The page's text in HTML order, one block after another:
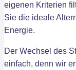
eigenen Kriterien
Sie die ideale
Energie.
Der Wechsel des
einfach, denn wir